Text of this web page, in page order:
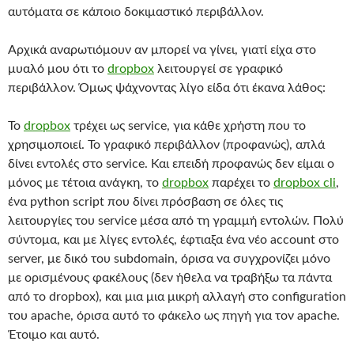
αυτόματα σε κάποιο δοκιμαστικό περιβάλλον.
Αρχικά αναρωτιόμουν αν μπορεί να γίνει, γιατί είχα στο
μυαλό μου ότι το dropbox λειτουργεί σε γραφικό
περιβάλλον. Όμως ψάχνοντας λίγο είδα ότι έκανα λάθος:
Το dropbox τρέχει ως service, για κάθε χρήστη που το
χρησιμοποιεί. Το γραφικό περιβάλλον (προφανώς), απλά
δίνει εντολές στο service. Και επειδή προφανώς δεν είμαι ο
μόνος με τέτοια ανάγκη, το dropbox παρέχει το dropbox cli,
ένα python script που δίνει πρόσβαση σε όλες τις
λειτουργίες του service μέσα από τη γραμμή εντολών. Πολύ
σύντομα, και με λίγες εντολές, έφτιαξα ένα νέο account στο
server, με δικό του subdomain, όρισα να συγχρονίζει μόνο
με ορισμένους φακέλους (δεν ήθελα να τραβήξω τα πάντα
από το dropbox), και μια μια μικρή αλλαγή στο configuration
του apache, όρισα αυτό το φάκελο ως πηγή για τον apache.
Έτοιμο και αυτό.